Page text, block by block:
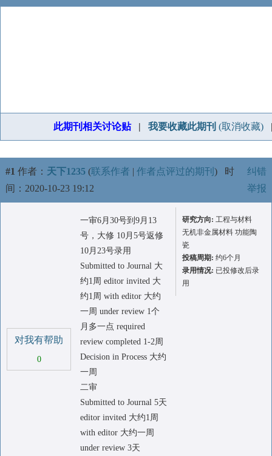
此期刊相关讨论贴| 我要收藏此期刊 (取消收藏)
#1 作者： 天下1235 (联系作者 | 作者点评过的期刊 ) 时
间：2020-10-23 19:12
纠错
举报
对我有帮助
0
一审6月30号到9月13
号，大修 10月5号返修
10月23号录用
Submitted to Journal 大
约1周 editor invited 大
约1周 with editor 大约
一周 under review 1个
月多一点 required
review completed 1-2周
Decision in Process 大约
一周
二审
Submitted to Journal 5天
editor invited 大约1周
with editor 大约一周
under review 3天
研究方向: 工程与材料
无机非金属材料 功能陶
瓷
投稿周期: 约6个月
录用情况: 已投修改后录
用